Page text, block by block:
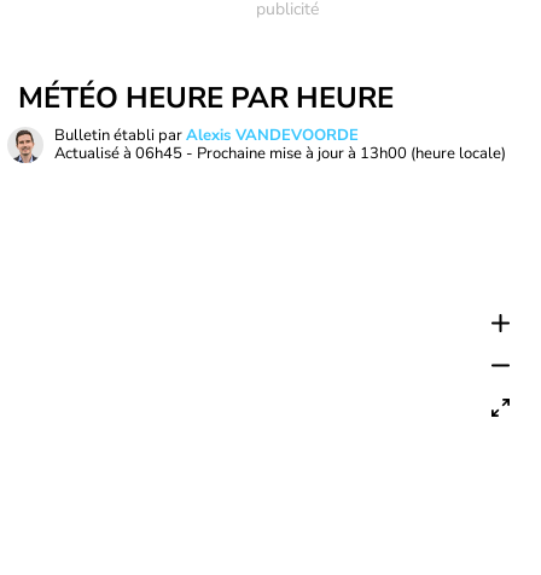
MÉTÉO HEURE PAR HEURE
Bulletin établi parAlexis VANDEVOORDE
Actualisé à 06h45 - Prochaine mise à jour à 13h00 (heure locale)